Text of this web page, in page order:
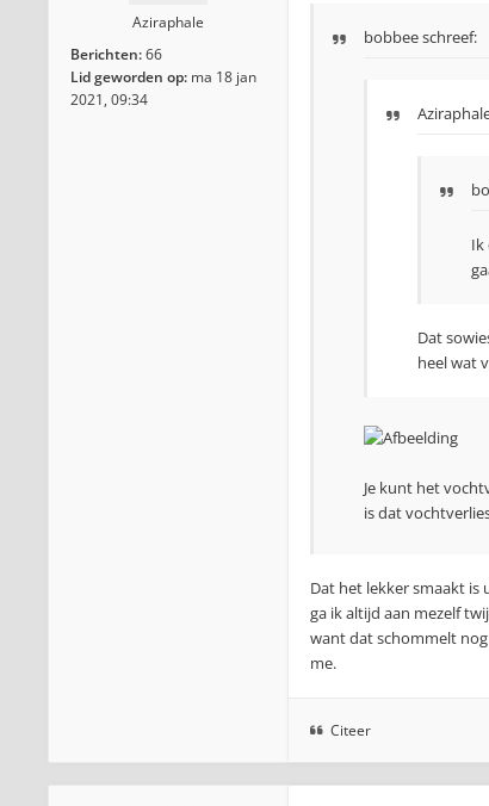
Aziraphale
Berichten:66
Lid geworden op: ma 18 jan
2021, 09:34
bobbeeschreef:
Ik
Dat
heel wat
Je kunt het
is dat
Dat het lekker smaakt is
ga ik altijd aan mezelf
want dat schommelt
me.
Citeer